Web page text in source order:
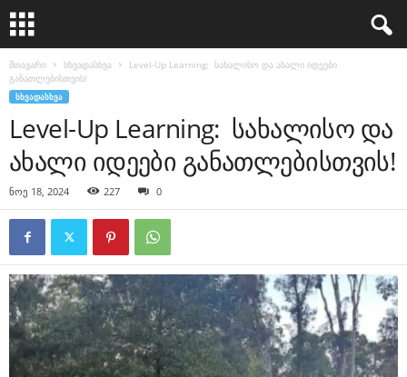
მთავარი სხვადასხვა
Level-Up Learning: სახალისო და ახალი იდეები
განათლებისთვის!
ᲡᲮᲕᲐᲓᲐᲡᲮᲕᲐ
Level-Up Learning: სახალისო და
ახალი იდეები განათლებისთვის!
ნოე 18, 2024 227 0